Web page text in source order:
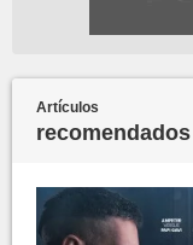
Artículos
recomendados